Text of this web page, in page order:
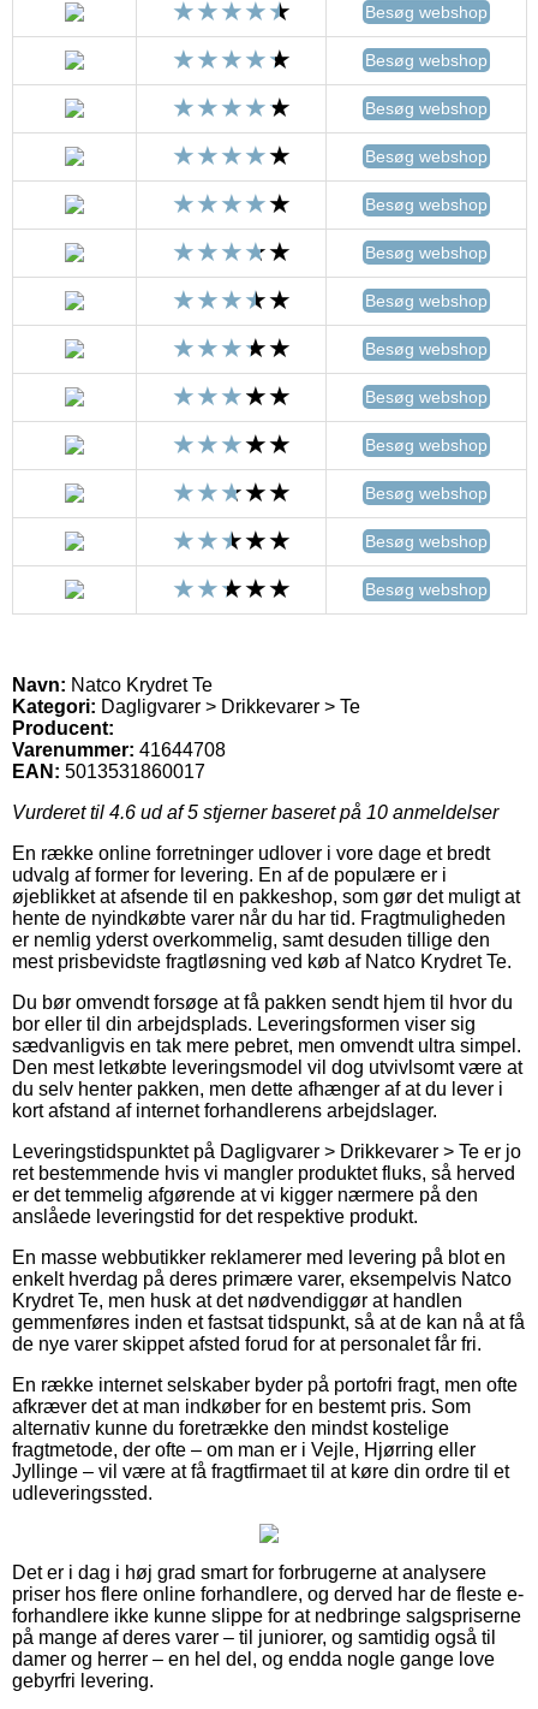
Besøg webshop
Besøg webshop
Besøg webshop
Besøg webshop
Besøg webshop
Besøg webshop
Besøg webshop
Besøg webshop
Besøg webshop
Besøg webshop
Besøg webshop
Besøg webshop
Besøg webshop
Navn: Natco Krydret Te
Kategori: Dagligvarer > Drikkevarer > Te
Producent:
Varenummer: 41644708
EAN: 5013531860017
Vurderet til 4.6 ud af 5 stjerner baseret på 10 anmeldelser
En række online forretninger udlover i vore dage et bredt
udvalg af former for levering. En af de populære er i
øjeblikket at afsende til en pakkeshop, som gør det muligt at
hente de nyindkøbte varer når du har tid. Fragtmuligheden
er nemlig yderst overkommelig, samt desuden tillige den
mest prisbevidste fragtløsning ved køb af Natco Krydret Te.
Du bør omvendt forsøge at få pakken sendt hjem til hvor du
bor eller til din arbejdsplads. Leveringsformen viser sig
sædvanligvis en tak mere pebret, men omvendt ultra simpel.
Den mest letkøbte leveringsmodel vil dog utvivlsomt være at
du selv henter pakken, men dette afhænger af at du lever i
kort afstand af internet forhandlerens arbejdslager.
Leveringstidspunktet på Dagligvarer > Drikkevarer > Te er jo
ret bestemmende hvis vi mangler produktet fluks, så herved
er det temmelig afgørende at vi kigger nærmere på den
anslåede leveringstid for det respektive produkt.
En masse webbutikker reklamerer med levering på blot en
enkelt hverdag på deres primære varer, eksempelvis Natco
Krydret Te, men husk at det nødvendiggør at handlen
gemmenføres inden et fastsat tidspunkt, så at de kan nå at få
de nye varer skippet afsted forud for at personalet får fri.
En række internet selskaber byder på portofri fragt, men ofte
afkræver det at man indkøber for en bestemt pris. Som
alternativ kunne du foretrække den mindst kostelige
fragtmetode, der ofte – om man er i Vejle, Hjørring eller
Jyllinge – vil være at få fragtfirmaet til at køre din ordre til et
udleveringssted.
Det er i dag i høj grad smart for forbrugerne at analysere
priser hos flere online forhandlere, og derved har de fleste e-
forhandlere ikke kunne slippe for at nedbringe salgspriserne
på mange af deres varer – til juniorer, og samtidig også til
damer og herrer – en hel del, og endda nogle gange love
gebyrfri levering.